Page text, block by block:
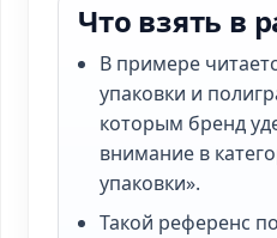
Что взять в
В примере
упаковки и
которым бренд
внимание в
упаковки».
Такой референс